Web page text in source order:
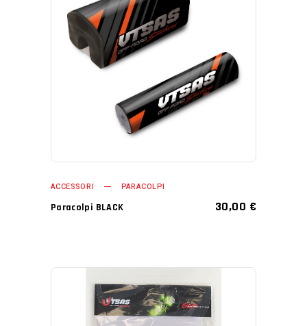
AGGIUNGI AL CARRELLO
ACCESSORI PARACOLPI
Paracolpi BLACK 30,00 €